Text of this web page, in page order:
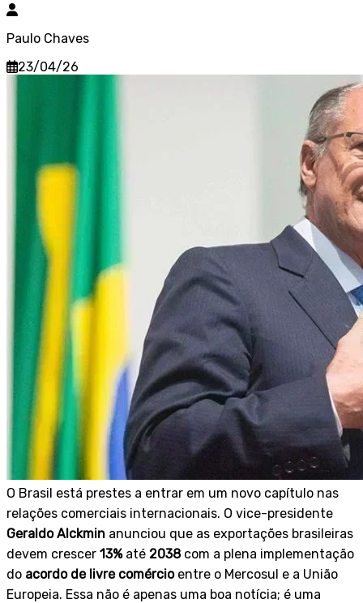
Paulo Chaves
23/04/26
O Brasil está prestes a entrar em um novo capítulo nas
relações comerciais internacionais. O vice-presidente
Geraldo Alckmin anunciou que as exportações brasileiras
devem crescer 13%até 2038com a plena implementação
do acordo de livre comércioentre o Mercosul e a União
Europeia. Essa não é apenas uma boa notícia; é uma